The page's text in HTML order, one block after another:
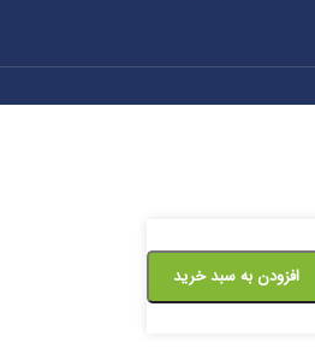
افزودن به سبد خرید